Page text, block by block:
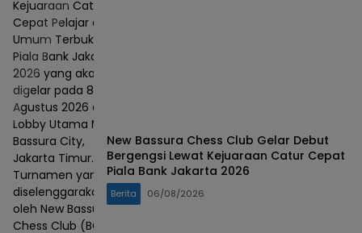
Kejuaraan Catur
Cepat Pelajar dan
Umum Terbuka
Piala Bank Jakarta
2026 yang akan
digelar pada 8–9
Agustus 2026 di
Lobby Utama Mall
Bassura City,
Jakarta Timur.
Turnamen yang
diselenggarakan
oleh New Bassura
Chess Club (BCC)
New Bassura Chess Club Gelar Debut
Bergengsi Lewat Kejuaraan Catur Cepat
Piala Bank Jakarta 2026
Berita 06/08/2026